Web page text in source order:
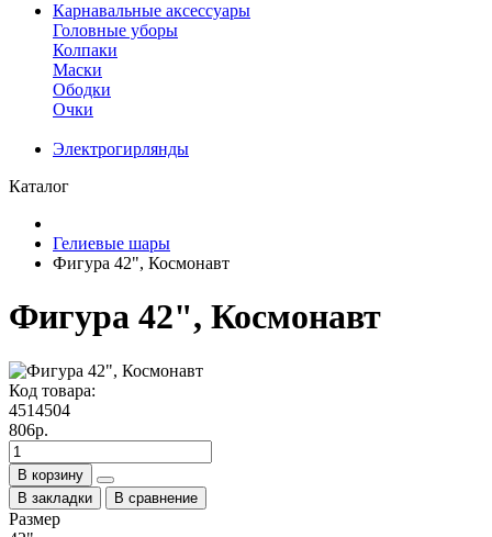
Карнавальные аксессуары
Головные уборы
Колпаки
Маски
Ободки
Очки
Электрогирлянды
Каталог
Гелиевые шары
Фигура 42", Космонавт
Фигура 42", Космонавт
Код товара:
4514504
806р.
В корзину
В закладки
В сравнение
Размер